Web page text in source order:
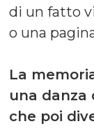
di un fatto
o una
La
una danza
che poi